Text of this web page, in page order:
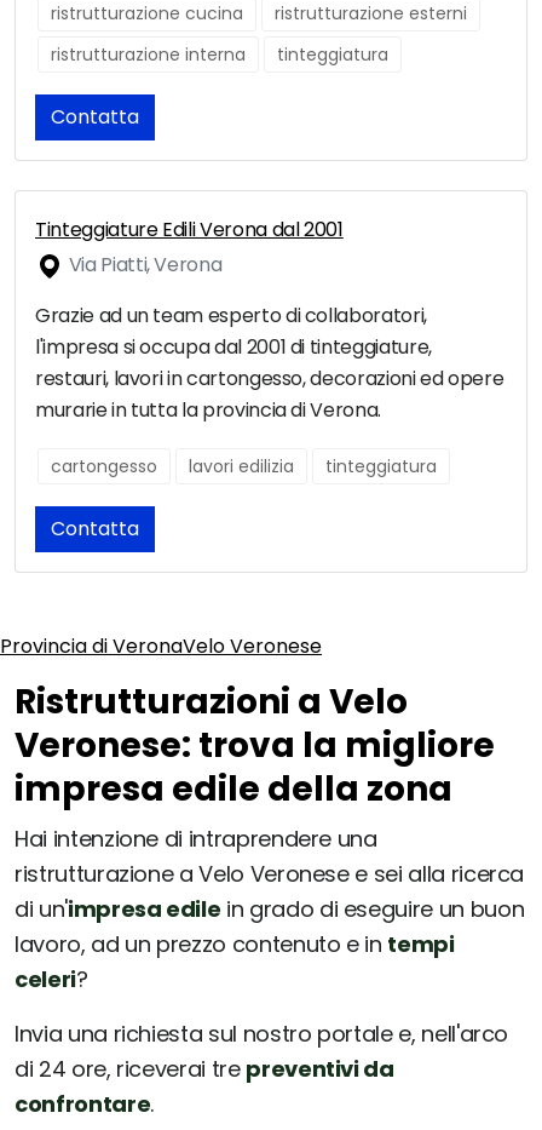
ristrutturazione cucina
ristrutturazione esterni
ristrutturazione interna
tinteggiatura
Contatta
Tinteggiature Edili Verona dal 2001
Via Piatti, Verona
Grazie ad un team esperto di collaboratori,
l'impresa si occupa dal 2001 di tinteggiature,
restauri, lavori in cartongesso, decorazioni ed opere
murarie in tutta la provincia di Verona.
cartongesso lavori edilizia tinteggiatura
Contatta
Provincia di VeronaVelo Veronese
Ristrutturazioni a Velo
Veronese: trova la migliore
impresa edile della zona
Hai intenzione di intraprendere una
ristrutturazione a Velo Veronese e sei alla ricerca
di un'impresa edile in grado di eseguire un buon
lavoro, ad un prezzo contenuto e in tempi
celeri?
Invia una richiesta sul nostro portale e, nell'arco
di 24 ore, riceverai tre preventivi da
confrontare.